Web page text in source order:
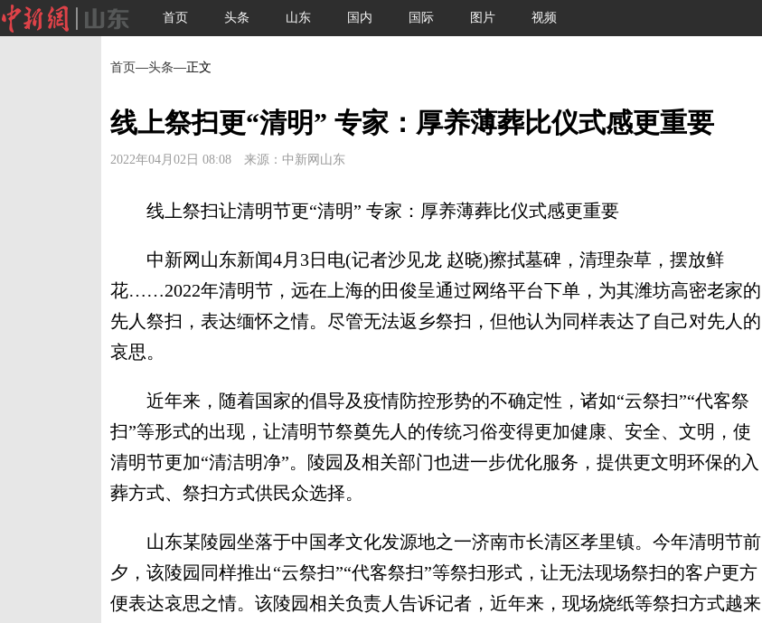
首页 头条 山东 国内 国际 图片 视频
首页—头条—正文
线上祭扫更“清明” 专家：厚养薄葬比仪式感更重要
2022年04月02日 08:08 来源：中新网山东
线上祭扫让清明节更“清明” 专家：厚养薄葬比仪式感更重要
中新网山东新闻4月3日电(记者沙见龙 赵晓)擦拭墓碑，清理杂草，摆放鲜
花……2022年清明节，远在上海的田俊呈通过网络平台下单，为其潍坊高密老家的
先人祭扫，表达缅怀之情。尽管无法返乡祭扫，但他认为同样表达了自己对先人的
哀思。
近年来，随着国家的倡导及疫情防控形势的不确定性，诸如“云祭扫”“代客祭
扫”等形式的出现，让清明节祭奠先人的传统习俗变得更加健康、安全、文明，使
清明节更加“清洁明净”。陵园及相关部门也进一步优化服务，提供更文明环保的入
葬方式、祭扫方式供民众选择。
山东某陵园坐落于中国孝文化发源地之一济南市长清区孝里镇。今年清明节前
夕，该陵园同样推出“云祭扫”“代客祭扫”等祭扫形式，让无法现场祭扫的客户更方
便表达哀思之情。该陵园相关负责人告诉记者，近年来，现场烧纸等祭扫方式越来